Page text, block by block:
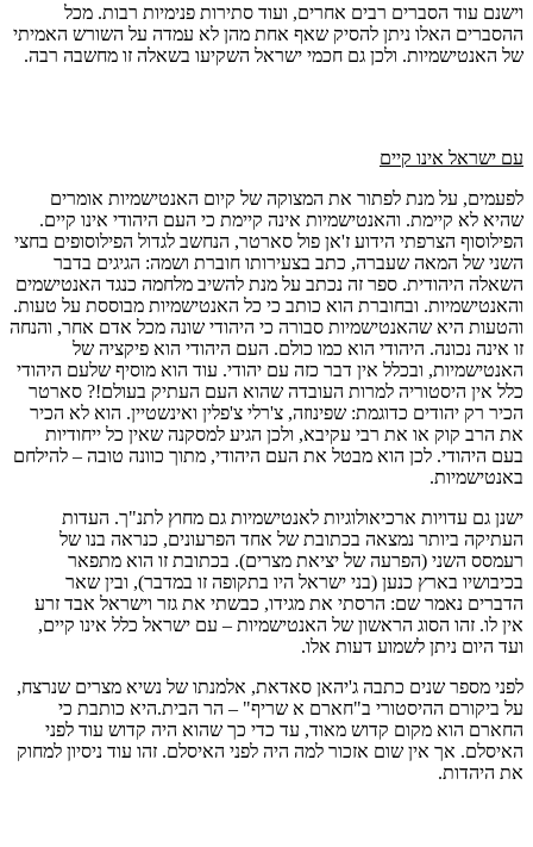
וישנם עוד הסברים רבים אחרים, ועוד סתירות פנימיות רבות. מכל
ההסברים האלו ניתן להסיק שאף אחת מהן לא עמדה על השורש האמיתי
של האנטישמיות. ולכן גם חכמי ישראל השקיעו בשאלה זו מחשבה רבה.
עם ישראל אינו קיים
לפעמים, על מנת לפתור את המצוקה של קיום האנטישמיות אומרים
שהיא לא קיימת. והאנטישמיות אינה קיימת כי העם היהודי אינו קיים.
הפילוסוף הצרפתי הידוע ז'אן פול סארטר, הנחשב לגדול הפילוסופים בחצי
השני של המאה שעברה, כתב בצעירותו חוברת ושמה: הגיגים בדבר
השאלה היהודית. ספר זה נכתב על מנת להשיב מלחמה כנגד האנטישמים
והאנטישמיות. ובחוברת הוא כותב כי כל האנטישמיות מבוססת על טעות.
והטעות היא שהאנטישמיות סבורה כי היהודי שונה מכל אדם אחר, והנחה
זו אינה נכונה. היהודי הוא כמו כולם. העם היהודי הוא פיקציה של
האנטישמיות, ובכלל אין דבר כזה עם יהודי. עוד הוא מוסיף שלעם היהודי
כלל אין היסטוריה למרות העובדה שהוא העם העתיק בעולם!? סארטר
הכיר רק יהודים כדוגמת: שפינוזה, צ'רלי צ'פלין ואינשטיין. הוא לא הכיר
את הרב קוק או את רבי עקיבא, ולכן הגיע למסקנה שאין כל ייחודיות
בעם היהודי. לכן הוא מבטל את העם היהודי, מתוך כוונה טובה – להילחם
באנטישמיות.
ישנן גם עדויות ארכיאולוגיות לאנטישמיות גם מחוץ לתנ"ך. העדות
העתיקה ביותר נמצאה בכתובת של אחד הפרעונים, כנראה בנו של
רעמסס השני (הפרעה של יציאת מצרים). בכתובת זו הוא מתפאר
בכיבושיו בארץ כנען (בני ישראל היו בתקופה זו במדבר), ובין שאר
הדברים נאמר שם: הרסתי את מגידו, כבשתי את גזר וישראל אבד זרע
אין לו. זהו הסוג הראשון של האנטישמיות – עם ישראל כלל אינו קיים,
ועד היום ניתן לשמוע דעות אלו.
לפני מספר שנים כתבה ג'יהאן סאדאת, אלמנתו של נשיא מצרים שנרצח,
על ביקורם ההיסטורי ב"חארם א שריף" – הר הבית.היא כותבת כי
החארם הוא מקום קדוש מאוד, עד כדי כך שהוא היה קדוש עוד לפני
האיסלם. אך אין שום אזכור למה היה לפני האיסלם. זהו עוד ניסיון למחוק
את היהדות.